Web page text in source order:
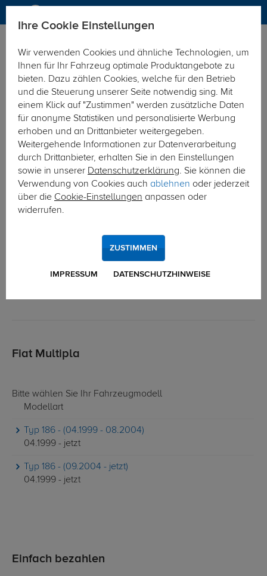
MODELÜBERSICHT
PKW-Kupplungskonfigurator
Umgebung und ermöglicht ein unbeschwertes
1
Hersteller
2
Modell
3
Anhängerkupplung und Elektrosatz für den
Fiat Multipla finden.
Fiat Multipla
Bitte wählen Sie Ihr Fahrzeugmodell
Modellart
Typ 186 - (04.1999 - 08.2004)
04.1999 - jetzt
Typ 186 - (09.2004 - jetzt)
04.1999 - jetzt
Einfach bezahlen
Ihre Cookie Einstellungen
Wir verwenden Cookies und ähnliche Technologien, um
Ihnen für Ihr Fahrzeug optimale Produktangebote zu
bieten. Dazu zählen Cookies, welche für den Betrieb
und die Steuerung unserer Seite notwendig sing. Mit
einem Klick auf "Zustimmen" werden zusätzliche Daten
für anonyme Statistiken und personalisierte Werbung
erhoben und an Drittanbieter weitergegeben.
Weitergehende Informationen zur Datenverarbeitung
durch Drittanbieter, erhalten Sie in den Einstellungen
sowie in unserer Datenschutzerklärung. Sie können die
Verwendung von Cookies auch ablehnen oder jederzeit
über die Cookie-Einstellungen anpassen oder
widerrufen.
IMPRESSUM DATENSCHUTZHINWEISE
ZUSTIMMEN